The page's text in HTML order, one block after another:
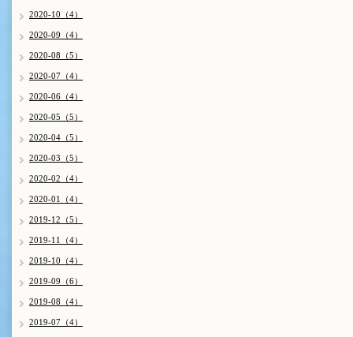
2020-10（4）
2020-09（4）
2020-08（5）
2020-07（4）
2020-06（4）
2020-05（5）
2020-04（5）
2020-03（5）
2020-02（4）
2020-01（4）
2019-12（5）
2019-11（4）
2019-10（4）
2019-09（6）
2019-08（4）
2019-07（4）